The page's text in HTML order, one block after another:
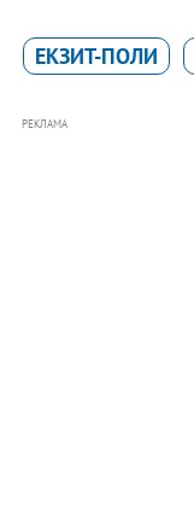
ЕКЗИТ-ПОЛИ
РЕКЛАМА